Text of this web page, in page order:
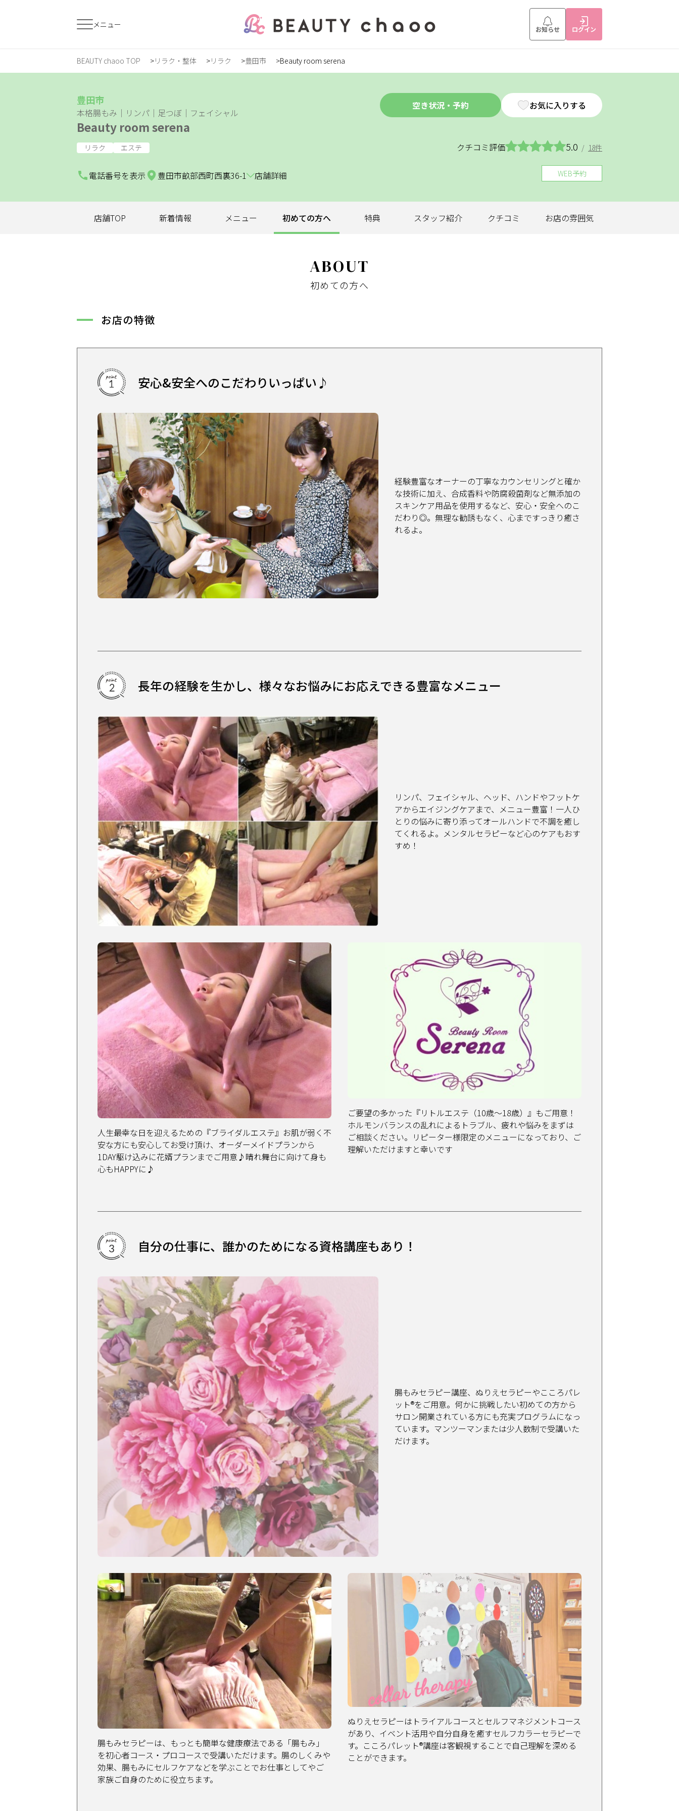
メニュー お知らせ ログイン
すでに会員の方 はじめてご利用の方
ジャンルで探す
ネイル・まつげ エステ
スクール・
トレーニング
利用規約
プライバシーポリシー
お知らせ
掲載の申込み
閉じる
BEAUTY chaoo TOP リラク・整体 リラク 豊田市 Beauty room serena
豊田市
本格腸もみ｜リンパ｜足つぼ｜フェイシャル
Beauty room serena
リラク エステ
空き状況・予約 お気に入りする
クチコミ評価 5.0 / 18件
電話番号を表示 豊田市畝部西町西裏36-1 店舗詳細 WEB予約
店舗TOP 新着情報 メニュー 初めての方へ 特典 スタッフ紹介 クチコミ お店の雰囲気
ABOUT
初めての方へ
お店の特徴
安心&安全へのこだわりいっぱい♪
経験豊富なオーナーの丁寧なカウンセリングと確か
な技術に加え、合成香料や防腐殺菌剤など無添加の
スキンケア用品を使用するなど、安心・安全へのこ
だわり◎。無理な勧誘もなく、心まですっきり癒さ
れるよ。
長年の経験を生かし、様々なお悩みにお応えできる豊富なメニュー
リンパ、フェイシャル、ヘッド、ハンドやフットケ
アからエイジングケアまで、メニュー豊富！一人ひ
とりの悩みに寄り添ってオールハンドで不調を癒し
てくれるよ。メンタルセラピーなど心のケアもおす
すめ！
人生最幸な日を迎えるための『ブライダルエステ』お肌が弱く不
安な方にも安心してお受け頂け、オーダーメイドプランから
1DAY駆け込みに花婿プランまでご用意♪晴れ舞台に向けて身も
心もHAPPYに♪
ご要望の多かった『リトルエステ（10歳〜18歳）』もご用意！
ホルモンバランスの乱れによるトラブル、疲れや悩みをまずは
ご相談ください。リピーター様限定のメニューになっており、ご
理解いただけますと幸いです
自分の仕事に、誰かのためになる資格講座もあり！
腸もみセラピー講座、ぬりえセラピーやこころパレ
ット®️をご用意。何かに挑戦したい初めての方から
サロン開業されている方にも充実プログラムになっ
ています。マンツーマンまたは少人数制で受講いた
だけます。
腸もみセラピーは、もっとも簡単な健康療法である「腸もみ」
を初心者コース・プロコースで受講いただけます。腸のしくみや
効果、腸もみにセルフケアなどを学ぶことでお仕事としてやご
家族ご自身のために役立ちます。
ぬりえセラピーはトライアルコースとセルフマネジメントコース
があり、イベント活用や自分自身を癒すセルフカラーセラピーで
す。こころパレット®️講座は客観視することで自己理解を深める
ことができます。